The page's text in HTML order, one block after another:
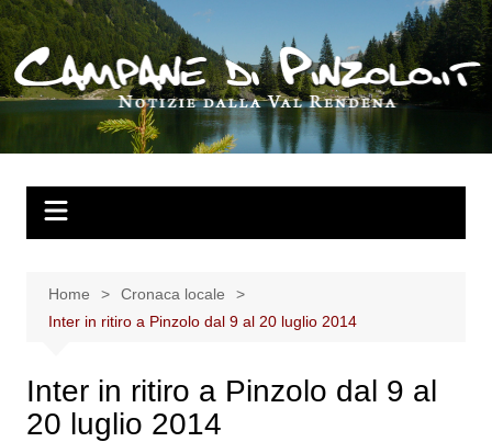
Salta
al
contenuto
Home
Cronaca locale
Inter in ritiro a Pinzolo dal 9 al 20 luglio 2014
Inter in ritiro a Pinzolo dal 9 al
20 luglio 2014